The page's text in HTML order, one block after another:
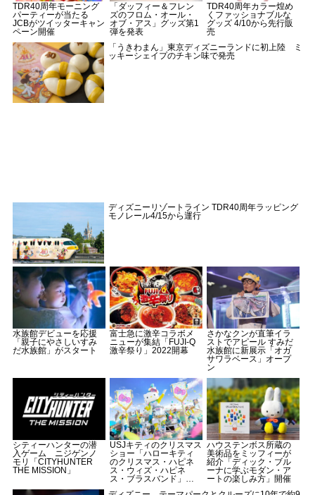
TDR40周年モーニング
パーティーが当たる
JCBがツイッターキャン
ペーン開催
「ダッフィー＆フレン
ズのフロム・オール・
オブ・アス」グッズ第1
弾を発表
TDR40周年カラー煌め
くファッショナブルな
グッズ 4/10から先行販
売
「うきわまん」東京ディズニーランドに初上陸 ミ
ッキーシェイプのチキン味で発売
ディズニーリゾートライン TDR40周年ラッピング
モノレール4/15から運行
水族館デビューを応援
「親子にやさしいすみ
だ水族館」がスタート
富士急に激辛コラボメ
ニューが集結「FUJI-Q
激辛祭り」2022開幕
さかなクンが直筆イラ
ストでアピール すみだ
水族館に新展示「オガ
サワラベース」オープ
ン
シティーハンターの潜
入ゲーム ニジゲンノ
モリ「CITYHUNTER
THE MISSION」
USJキティのクリスマス
ショー「ハローキティ
のクリスマス・ハピネ
ス・ウィズ・ハピネ
ス・ブラスバンド」公
ハウステンボス所蔵の
美術品をミッフィーが
紹介「ディック・ブル
ーナに学ぶモダン・ア
ートの楽しみ方」開催